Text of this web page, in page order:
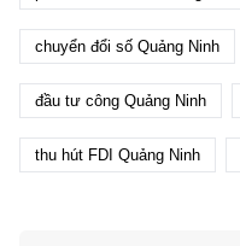
chuyển đổi số Quảng Ninh
đầu tư công Quảng Ninh
thu hút FDI Quảng Ninh